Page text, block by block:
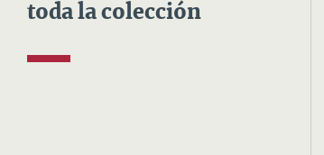
toda la colección